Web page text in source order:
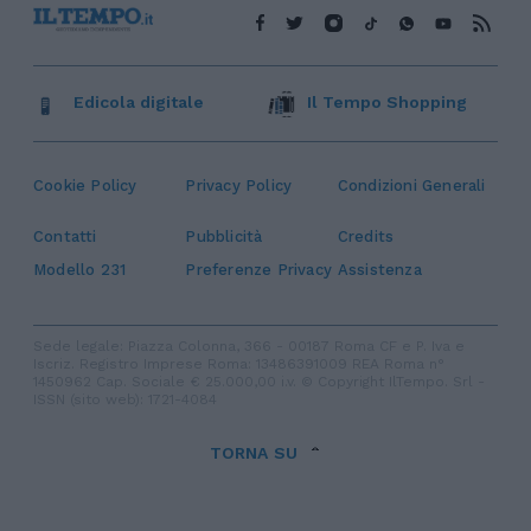
Cookie Policy Privacy Policy Condizioni Generali
Contatti Pubblicità
Credits
Modello 231
Preferenze Privacy Assistenza
Edicola digitale Il Tempo Shopping
TORNA SU